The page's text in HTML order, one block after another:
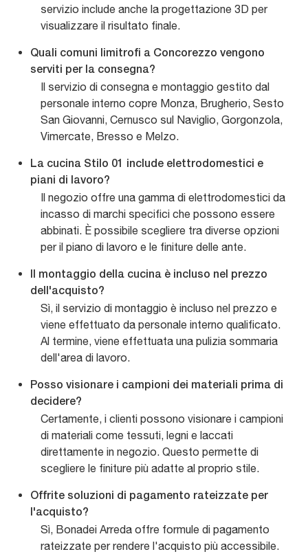
servizio include anche la progettazione 3D per
visualizzare il risultato finale.
Quali comuni limitrofi a Concorezzo vengono
serviti per la consegna?
Il servizio di consegna e montaggio gestito dal
personale interno copre Monza, Brugherio, Sesto
San Giovanni, Cernusco sul Naviglio, Gorgonzola,
Vimercate, Bresso e Melzo.
La cucina Stilo 01 include elettrodomestici e
piani di lavoro?
Il negozio offre una gamma di elettrodomestici da
incasso di marchi specifici che possono essere
abbinati. È possibile scegliere tra diverse opzioni
per il piano di lavoro e le finiture delle ante.
Il montaggio della cucina è incluso nel prezzo
dell'acquisto?
Sì, il servizio di montaggio è incluso nel prezzo e
viene effettuato da personale interno qualificato.
Al termine, viene effettuata una pulizia sommaria
dell'area di lavoro.
Posso visionare i campioni dei materiali prima di
decidere?
Certamente, i clienti possono visionare i campioni
di materiali come tessuti, legni e laccati
direttamente in negozio. Questo permette di
scegliere le finiture più adatte al proprio stile.
Offrite soluzioni di pagamento rateizzate per
l'acquisto?
Sì, Bonadei Arreda offre formule di pagamento
rateizzate per rendere l'acquisto più accessibile.